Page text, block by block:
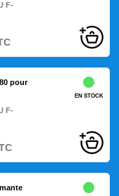
F-
pour
F-
EN STOCK